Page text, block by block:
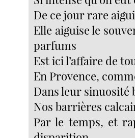
De ce jour rare
Elle aiguise le
parfums
Est ici l’affaire de
En Provence,
Dans leur sinuosité
Nos barrières
Par le temps, et